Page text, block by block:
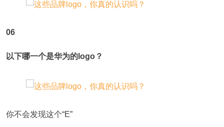
06
以下哪一个是华为的logo？
你不会发现这个“Ε”